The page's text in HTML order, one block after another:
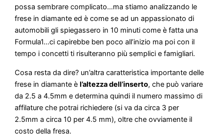
possa sembrare complicato…ma stiamo analizzando le
frese in diamante ed è come se ad un appassionato di
automobili gli spiegassero in 10 minuti come è fatta una
Formula1…ci capirebbe ben poco all’inizio ma poi con il
tempo i concetti ti risulteranno più semplici e famigliari.
Cosa resta da dire? un’altra caratteristica importante delle
frese in diamante èl’altezza dell’inserto, che può variare
da 2.5 a 4.5mm e determina quindi il numero massimo di
affilature che potrai richiedere (si va da circa 3 per
2.5mm a circa 10 per 4.5 mm), oltre che ovviamente il
costo della fresa.